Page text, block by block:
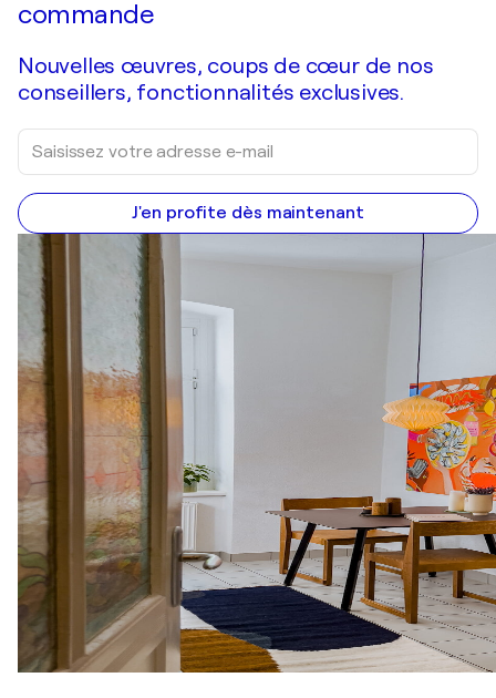
commande
Nouvelles œuvres, coups de cœur de nos
conseillers, fonctionnalités exclusives.
J'en profite dès maintenant